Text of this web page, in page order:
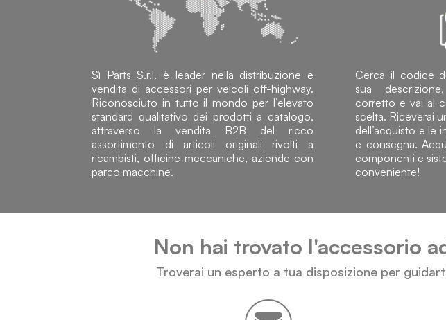
Sì Parts S.r.l. è leader nella distribuzione e
vendita di accessori per veicoli off-highway.
Riconosciuto in tutto il mondo per l’elevato
standard qualitativo dei prodotti a catalogo,
attraverso la vendita B2B del ricco
assortimento di articoli originali rivolti a
ricambisti, officine meccaniche, aziende con
parco macchine.
Cerca il codice
sua
corretto e vai al
scelta. Riceverai
dell’acquisto e le
e consegna.
componenti e
conveniente!
Non hai trovato l'accessorio
Troverai un esperto a tua disposizione per